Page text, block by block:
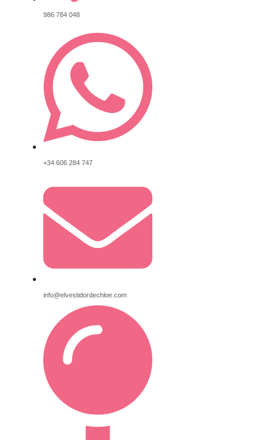
986 784 048
+34 606 284 747
info@elvestidordechloe.com